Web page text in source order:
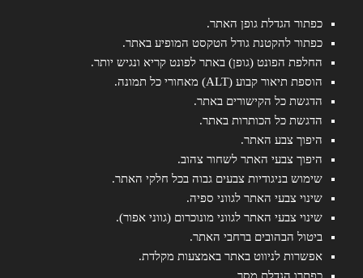
כפתור הגדלת גופן האתר.
כפתור להקטנת גודל הטקסט המופיע באתר.
החלפת הפונט (גופן) באתר לפונט קריא ונגיש יותר.
הוספת תיאור קבוע (ALT) מאחורי כל תמונה.
הדגשת כל הקישורים באתר.
הדגשת כל הכותרות באתר.
היפוך צבע האתר.
היפוך צבעי האתר לשחור צהוב.
שימוש בניגודיות צבעים גבוה בכל חלקי האתר.
שינוי צבעי האתר לגווני ספיה.
שינוי צבעי האתר לגווני מונוכרום (גווני אפור).
ביטול הבהובים ברחבי האתר.
אפשרות לניווט באתר באמצעות מקלדת.
כפתרו הגדלת מסך.